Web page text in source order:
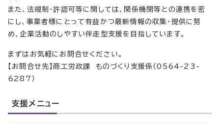
また、法規制・許認可等に関しては、関係機関等との連携を密
にし、事業者様にとって有益かつ最新情報の収集・提供に努
め、企業活動のしやすい伴走型支援を目指しています。
まずはお気軽にお問合せください。
【お問合せ先】商工労政課 ものづくり支援係（0564-23-
6287）
支援メニュー